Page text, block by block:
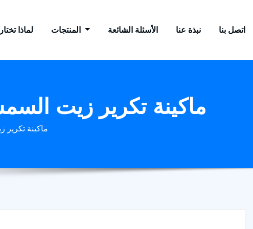
لماذا الأسئلة الشائعة نبذة عنا اتصل بنا
ماكينة تكرير زيت
ماكينة تكرير